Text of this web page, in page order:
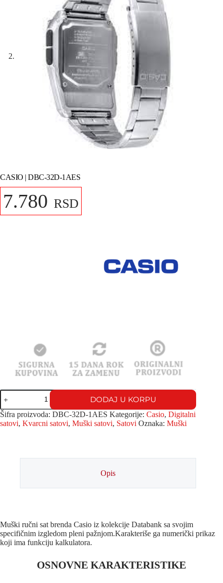
CASIO | DBC-32D-1AES
7.780 RSD
DODAJ U KORPU
Šifra proizvoda: DBC-32D-1AES Kategorije: Casio, Digitalni
satovi, Kvarcni satovi, Muški satovi, Satovi Oznaka: Muški
Opis
Muški ručni sat brenda Casio iz kolekcije Databank sa svojim
specifičnim izgledom pleni pažnjom.Karakteriše ga numerički prikaz
koji ima funkciju kalkulatora.
OSNOVNE KARAKTERISTIKE